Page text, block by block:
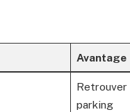
Avantage
Retrouver
parking